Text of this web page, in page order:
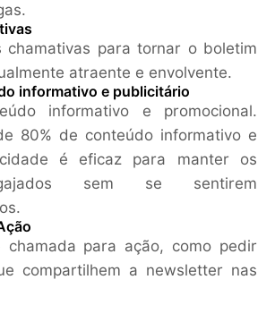
chamativas para tornar o boletim
atraente e envolvente.
informativo e publicitário
informativo e promocional.
80% de conteúdo informativo e
é eficaz para manter os
sem se sentirem
chamada para ação, como pedir
compartilhem a newsletter nas